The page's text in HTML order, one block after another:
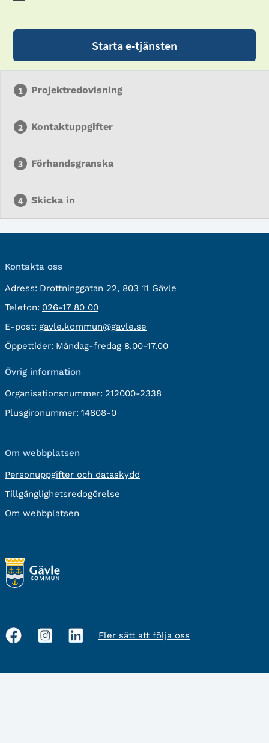
Starta e-tjänsten
Projektredovisning
Kontaktuppgifter
Förhandsgranska
Skicka in
Kontakta oss
Adress: besöksadress:
Drottninggatan 22, 803 11 Gävle
Telefon: Telefon:
026-17 80 00
E-post: E-
post:
gavle.kommun@gavle.se
Öppettider: Måndag-fredag 8.00-17.00
Övrig information
Organisationsnummer: 212000-2338
Plusgironummer: 14808-0
Om webbplatsen
Personuppgifter och dataskydd
Tillgänglighetsredogörelse
Om webbplatsen
Sociala
Fler sätt att följa oss